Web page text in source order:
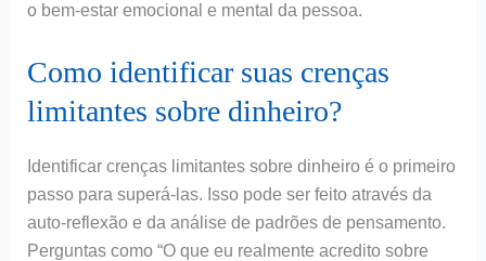
o bem-estar emocional e mental da pessoa.
Como identificar suas crenças
limitantes sobre dinheiro?
Identificar crenças limitantes sobre dinheiro é o primeiro
passo para superá-las. Isso pode ser feito através da
auto-reflexão e da análise de padrões de pensamento.
Perguntas como “O que eu realmente acredito sobre